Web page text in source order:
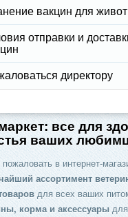
вакцин для
отправки и
директору
все для
ваших
в интернет-
ассортимент
для всех ваших
корма и аксессуары